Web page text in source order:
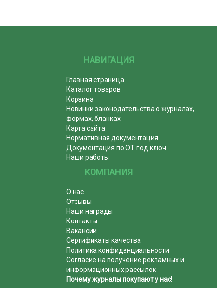
НАВИГАЦИЯ
Главная страница
Каталог товаров
Корзина
Новинки законодательства о журналах,
формах, бланках
Карта сайта
Нормативная документация
Документация по ОТ под ключ
Наши работы
КОМПАНИЯ
О нас
Отзывы
Наши награды
Контакты
Вакансии
Сертификаты качества
Политика конфиденциальности
Согласие на получение рекламных и
информационных рассылок
Почему журналы покупают у нас!